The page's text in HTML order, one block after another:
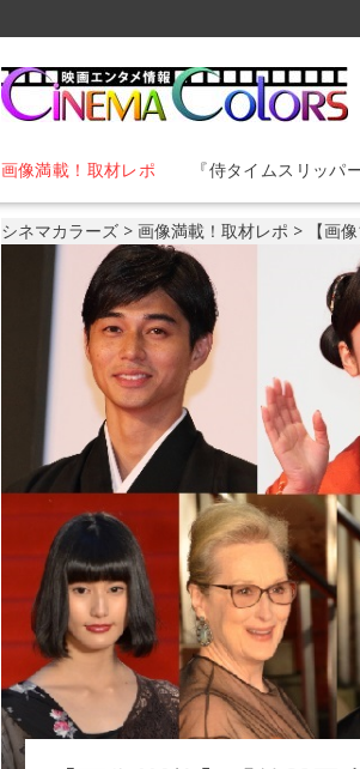
画像満載！取材レポ 『侍タイムスリッパ
シネマカラーズ> 画像満載！取材レポ > 【画